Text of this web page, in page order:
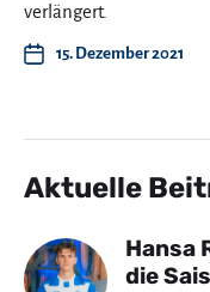
verlängert.
15. Dezember 2021
Aktuelle
Hansa
die